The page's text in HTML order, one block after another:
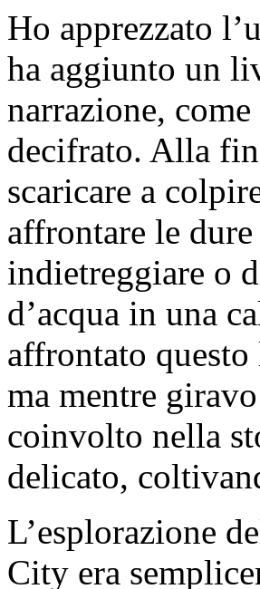
Ho apprezzato
ha aggiunto un
narrazione,
decifrato. Alla
scaricare a
affrontare le
indietreggiare o
d’acqua in una
affrontato
ma mentre
coinvolto nella
delicato,
L’esplorazione
City era